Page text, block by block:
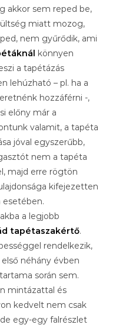
akkor sem reped be,
miatt mozog,
nem gyűrődik, ami
könnyen
a tapétázás
lehúzható – pl. ha a
hozzáférni -,
előny már a
valamit, a tapéta
jóval egyszerűbb,
nem a tapéta
majd erre rögtön
kifejezetten
esetében.
a legjobb
tapétaszakértő.
rendelkezik,
néhány évben
során sem.
mintázattal és
kedvelt nem csak
egy-egy falrészlet